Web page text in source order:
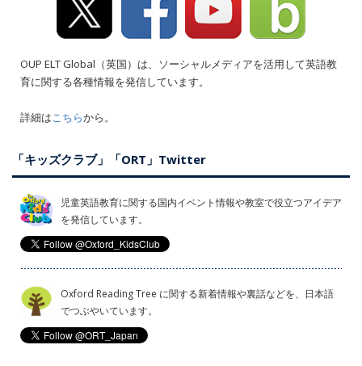
OUP ELT Global（英国）は、ソーシャルメディアを活用して英語教
育に関する各種情報を発信しています。
詳細はこちらから。
「キッズクラブ」「ORT」Twitter
児童英語教育に関する国内イベント情報や教室で役立つアイデア
を発信しています。
Oxford Reading Tree に関する新着情報や裏話などを、日本語
でつぶやいています。